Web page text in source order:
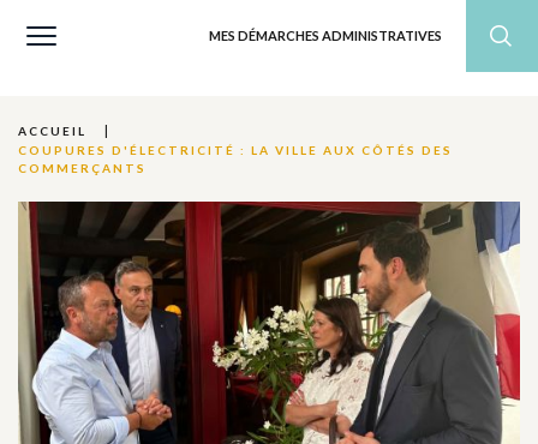
MES DÉMARCHES ADMINISTRATIVES
ACCUEIL
COUPURES D'ÉLECTRICITÉ : LA VILLE AUX CÔTÉS DES
COMMERÇANTS